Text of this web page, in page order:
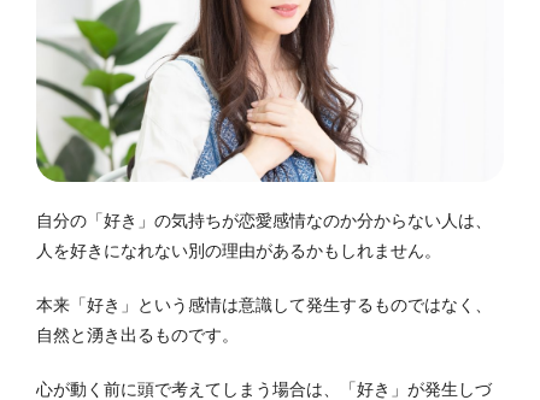
自分の「好き」の気持ちが恋愛感情なのか分からない人は、
人を好きになれない別の理由があるかもしれません。
本来「好き」という感情は意識して発生するものではなく、
自然と湧き出るものです。
心が動く前に頭で考えてしまう場合は、「好き」が発生しづ